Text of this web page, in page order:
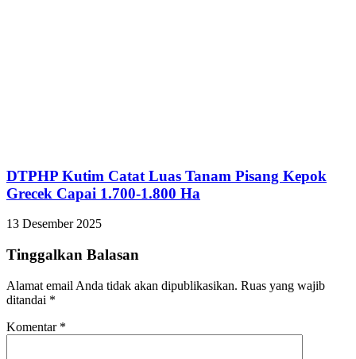
DTPHP Kutim Catat Luas Tanam Pisang Kepok
Grecek Capai 1.700-1.800 Ha
13 Desember 2025
Tinggalkan Balasan
Alamat email Anda tidak akan dipublikasikan. Ruas yang wajib
ditandai *
Komentar *